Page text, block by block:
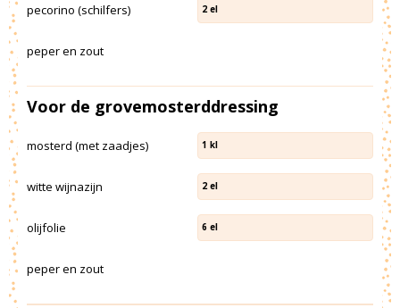
pecorino (schilfers) 2 el
peper en zout
Voor de grovemosterddressing
mosterd (met zaadjes) 1 kl
witte wijnazijn 2 el
olijfolie 6 el
peper en zout